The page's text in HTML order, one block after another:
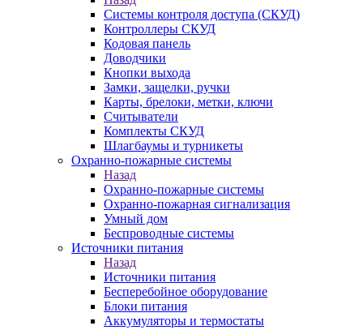
Системы контроля доступа (СКУД)
Контроллеры СКУД
Кодовая панель
Доводчики
Кнопки выхода
Замки, защелки, ручки
Карты, брелоки, метки, ключи
Считыватели
Комплекты СКУД
Шлагбаумы и турникеты
Охранно-пожарные системы
Назад
Охранно-пожарные системы
Охранно-пожарная сигнализация
Умный дом
Беспроводные системы
Источники питания
Назад
Источники питания
Бесперебойное оборудование
Блоки питания
Аккумуляторы и термостаты